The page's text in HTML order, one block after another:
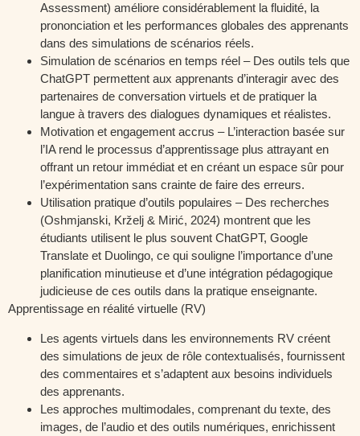
Assessment) améliore considérablement la fluidité, la
prononciation et les performances globales des apprenants
dans des simulations de scénarios réels.
Simulation de scénarios en temps réel – Des outils tels que
ChatGPT permettent aux apprenants d’interagir avec des
partenaires de conversation virtuels et de pratiquer la
langue à travers des dialogues dynamiques et réalistes.
Motivation et engagement accrus – L’interaction basée sur
l’IA rend le processus d’apprentissage plus attrayant en
offrant un retour immédiat et en créant un espace sûr pour
l’expérimentation sans crainte de faire des erreurs.
Utilisation pratique d’outils populaires – Des recherches
(Oshmjanski, Krželj & Mirić, 2024) montrent que les
étudiants utilisent le plus souvent ChatGPT, Google
Translate et Duolingo, ce qui souligne l’importance d’une
planification minutieuse et d’une intégration pédagogique
judicieuse de ces outils dans la pratique enseignante.
Apprentissage en réalité virtuelle (RV)
Les agents virtuels dans les environnements RV créent
des simulations de jeux de rôle contextualisés, fournissent
des commentaires et s’adaptent aux besoins individuels
des apprenants.
Les approches multimodales, comprenant du texte, des
images, de l’audio et des outils numériques, enrichissent